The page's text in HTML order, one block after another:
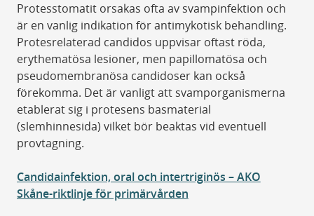
Protesstomatit orsakas ofta av svampinfektion och
är en vanlig indikation för antimykotisk behandling.
Protesrelaterad candidos uppvisar oftast röda,
erythematösa lesioner, men papillomatösa och
pseudomembranösa candidoser kan också
förekomma. Det är vanligt att svamporganismerna
etablerat sig i protesens basmaterial
(slemhinnesida) vilket bör beaktas vid eventuell
provtagning.
Candidainfektion, oral och intertriginös – AKO
Skåne-riktlinje för primärvården